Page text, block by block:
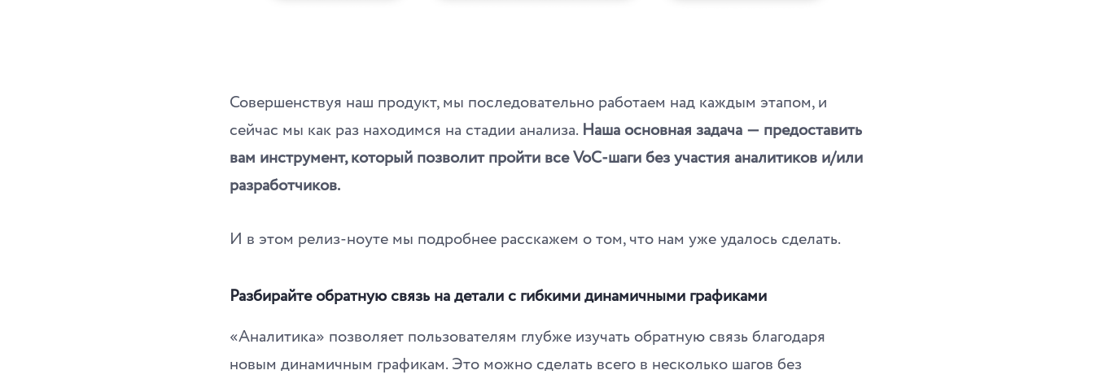
Совершенствуя наш продукт, мы последовательно работаем над каждым этапом, и
сейчас мы как раз находимся на стадии анализа. Наша основная задача ― предоставить
вам инструмент, который позволит пройти все VoC-шаги без участия аналитиков и/или
разработчиков.
И в этом релиз-ноуте мы подробнее расскажем о том, что нам уже удалось сделать.
Разбирайте обратную связь на детали с гибкими динамичными графиками
«Аналитика» позволяет пользователям глубже изучать обратную связь благодаря
новым динамичным графикам. Это можно сделать всего в несколько шагов без